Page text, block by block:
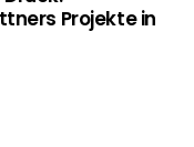
Projekte in